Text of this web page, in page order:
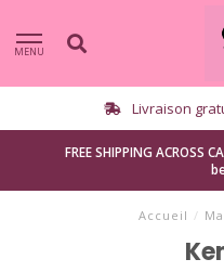
MENU
Livraison
FREE SHIPPING
Accueil /